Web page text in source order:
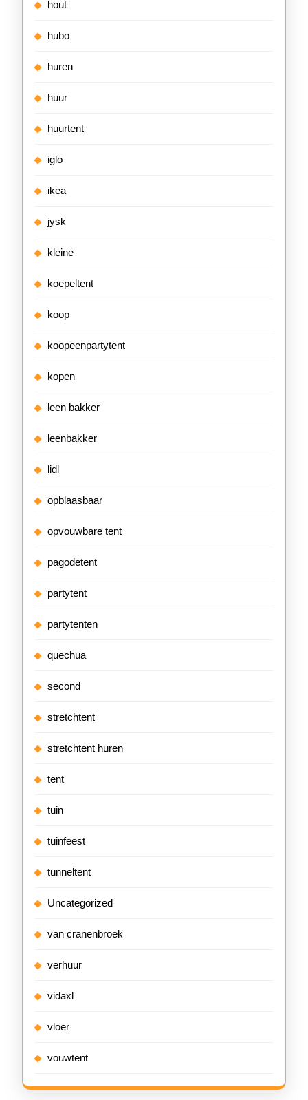
hout
hubo
huren
huur
huurtent
iglo
ikea
jysk
kleine
koepeltent
koop
koopeenpartytent
kopen
leen bakker
leenbakker
lidl
opblaasbaar
opvouwbare tent
pagodetent
partytent
partytenten
quechua
second
stretchtent
stretchtent huren
tent
tuin
tuinfeest
tunneltent
Uncategorized
van cranenbroek
verhuur
vidaxl
vloer
vouwtent